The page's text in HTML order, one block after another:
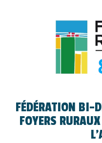
FÉDÉRATION BI-
FOYERS